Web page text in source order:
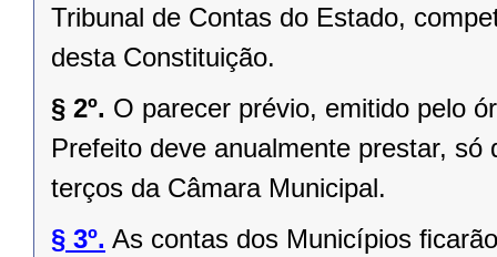
Tribunal de Contas do Estado,
desta Constituição.
§ 2º. O parecer prévio, emitido pelo
Prefeito deve anualmente prestar,
terços da Câmara Municipal.
§ 3º. As contas dos Municípios